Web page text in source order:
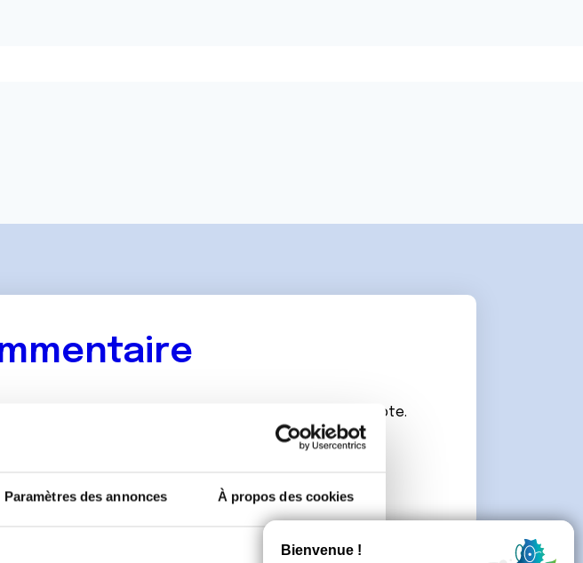
Paramètres des annonces À propos des cookies
aurez besoin de vous connecter ou de créer un compte.
un nouveau compte